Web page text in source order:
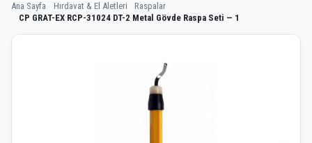
Ana Sayfa Hırdavat & El Aletleri
Raspalar
CP GRAT-EX RCP-31024 DT-2 Metal Gövde Raspa Seti — 1
CP GRAT-EX RCP-31024 DT-2 Metal